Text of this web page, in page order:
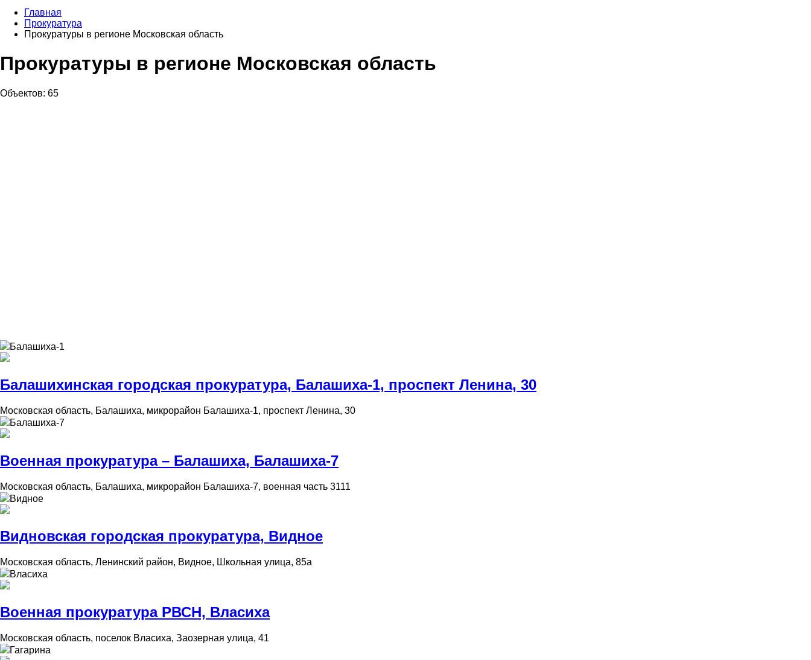
Главная
Прокуратура
Прокуратуры в регионе Московская область
Прокуратуры в регионе Московская область
Объектов: 65
Балашиха-1
Балашихинская городская прокуратура, Балашиха-1, проспект Ленина, 30
Московская область, Балашиха, микрорайон Балашиха-1, проспект Ленина, 30
Балашиха-7
Военная прокуратура – Балашиха, Балашиха-7
Московская область, Балашиха, микрорайон Балашиха-7, военная часть 3111
Видное
Видновская городская прокуратура, Видное
Московская область, Ленинский район, Видное, Школьная улица, 85а
Власиха
Военная прокуратура РВСН, Власиха
Московская область, поселок Власиха, Заозерная улица, 41
Гагарина